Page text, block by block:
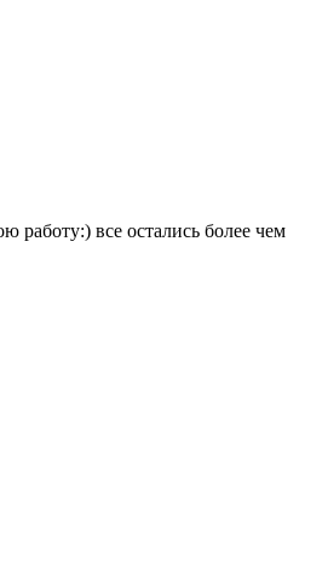
работу:) все остались более чем